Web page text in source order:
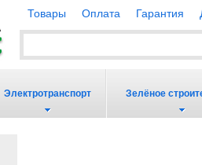
Товары Оплата Гарантия
Электротранспорт Зелёное